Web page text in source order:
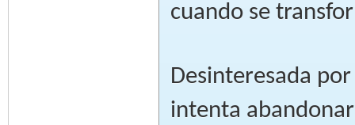
cuando se
Desinteresada
intenta